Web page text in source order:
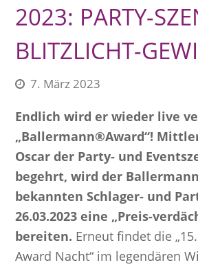
2023: PARTY-
BLITZLICHT-
7. März 2023
Endlich wird er wieder live
„Ballermann®Award“!
Oscar der Party- und
begehrt, wird der
bekannten Schlager- und
26.03.2023 eine „Preis-
bereiten. Erneut findet die
Award Nacht“ im legendären